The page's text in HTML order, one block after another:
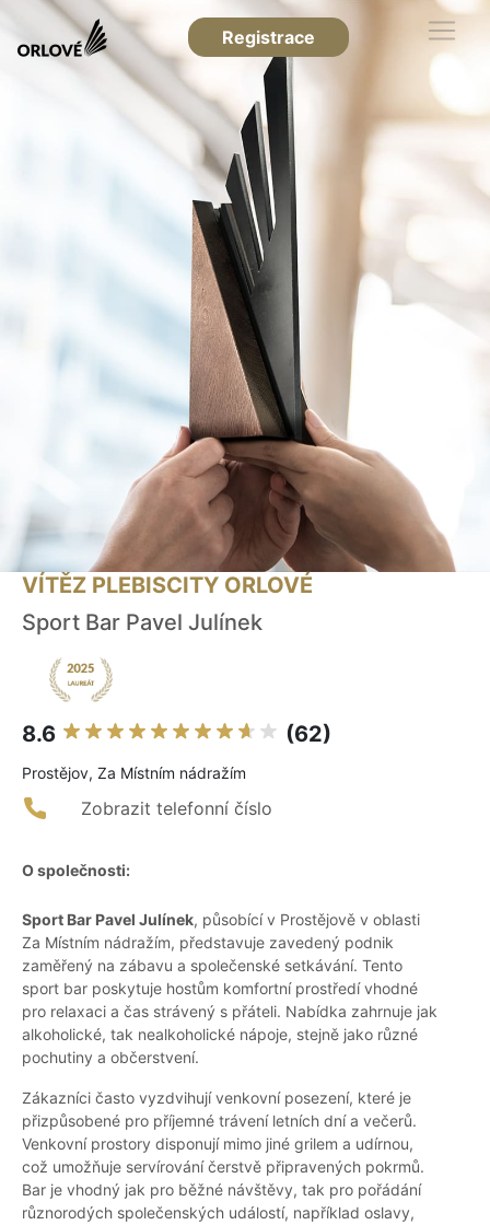
Registrace
VÍTĚZ PLEBISCITY ORLOVÉ
Sport Bar Pavel Julínek
8.6 (62)
Prostějov, Za Místním nádražím
Zobrazit telefonní číslo
O společnosti:
Sport Bar Pavel Julínek, působící v Prostějově v oblasti
Za Místním nádražím, představuje zavedený podnik
zaměřený na zábavu a společenské setkávání. Tento
sport bar poskytuje hostům komfortní prostředí vhodné
pro relaxaci a čas strávený s přáteli. Nabídka zahrnuje jak
alkoholické, tak nealkoholické nápoje, stejně jako různé
pochutiny a občerstvení.
Zákazníci často vyzdvihují venkovní posezení, které je
přizpůsobené pro příjemné trávení letních dní a večerů.
Venkovní prostory disponují mimo jiné grilem a udírnou,
což umožňuje servírování čerstvě připravených pokrmů.
Bar je vhodný jak pro běžné návštěvy, tak pro pořádání
různorodých společenských událostí, například oslavy,